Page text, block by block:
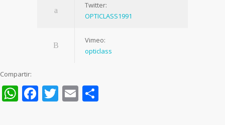
Twitter:
OPTICLASS1991
Vimeo:
opticlass
Compartir:
WhatsApp
Facebook
Twitter
Email